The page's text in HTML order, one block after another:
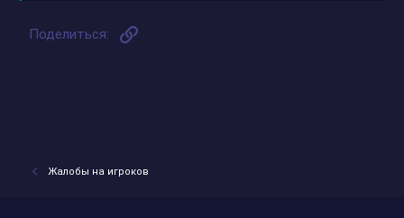
Поделиться:
Жалобы на игроков